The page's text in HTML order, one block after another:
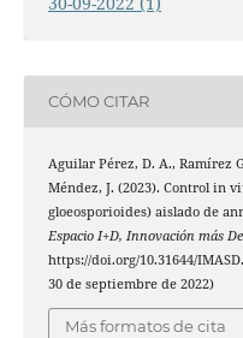
CÓMO CITAR
Aguilar Pérez, D. A., Ramírez
Méndez, J. (2023). Control in
gloeosporioides) aislado de
Espacio I+D, Innovación más
https://doi.org/10.31644/
30 de septiembre de 2022)
Más formatos de cita